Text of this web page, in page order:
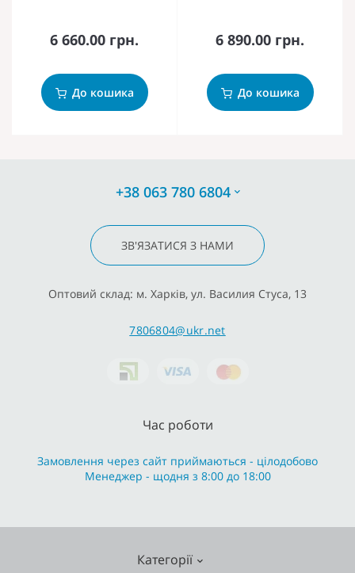
6 660.00 грн.
До кошика
6 890.00 грн.
До кошика
+38 063 780 6804
ЗВ'ЯЗАТИСЯ З НАМИ
Оптовий склад: м. Харків, ул. Василия Стуса, 13
7806804@ukr.net
Категорії
Час роботи
Замовлення через сайт приймаються - цілодобово
Менеджер - щодня з 8:00 до 18:00